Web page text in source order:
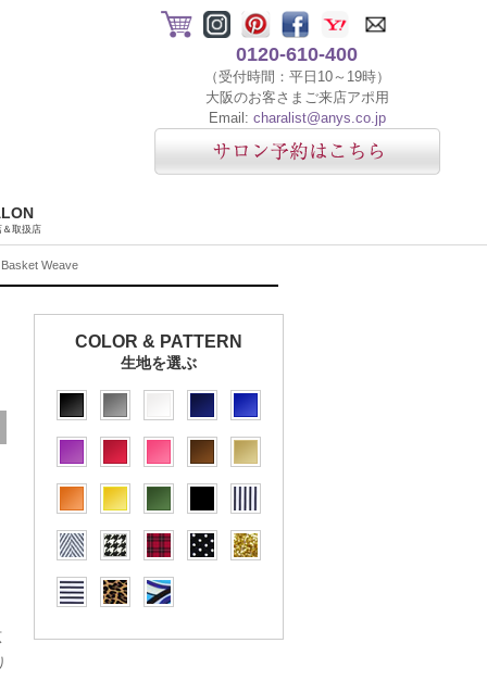
0120-610-400
（受付時間：平日10～19時）
大阪のお客さまご来店アポ用
Email: charalist@anys.co.jp
＆取扱店
Weave
COLOR & PATTERN
生地を選ぶ